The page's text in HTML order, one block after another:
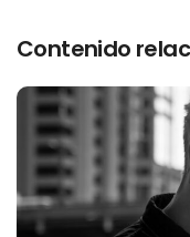
Contenido